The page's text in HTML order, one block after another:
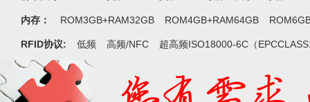
内存： ROM3GB+RAM32GB ROM4GB+RAM64GB
RFID协议: 低频 高频/NFC 超高频ISO18000-6C（